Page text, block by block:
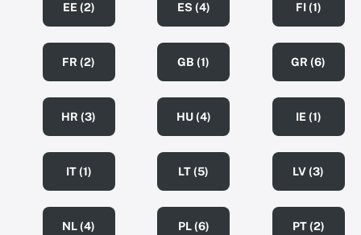
EE (2) ES (4) FI (1)
FR (2) GB (1) GR (6)
HR (3) HU (4) IE (1)
IT (1) LT (5) LV (3)
NL (4) PL (6) PT (2)